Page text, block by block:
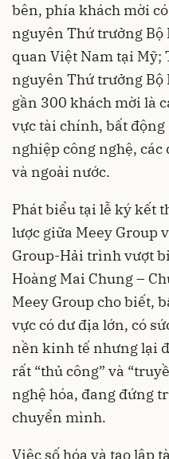
bên, phía khách mời
nguyên Thứ trưởng
quan Việt Nam tại Mỹ;
nguyên Thứ trưởng Bộ
gần 300 khách mời là
vực tài chính, bất
nghiệp công nghệ,
và ngoài nước.
Phát biểu tại lễ ký kết
lược giữa Meey Group
Group-Hải trình vượt
Hoàng Mai Chung –
Meey Group cho biết,
vực có dư địa lớn, có
nền kinh tế nhưng lại
rất “thủ công” và
nghệ hóa, đang đứng
chuyển mình.
Việc số hóa và tạo lập